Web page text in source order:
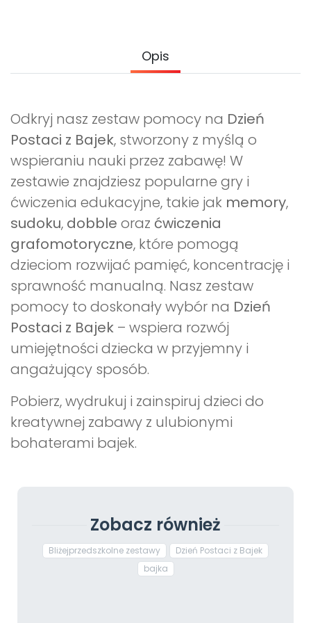
Opis
Odkryj nasz zestaw pomocy na Dzień
Postaci z Bajek, stworzony z myślą o
wspieraniu nauki przez zabawę! W
zestawie znajdziesz popularne gry i
ćwiczenia edukacyjne, takie jak memory,
sudoku, dobble oraz ćwiczenia
grafomotoryczne, które pomogą
dzieciom rozwijać pamięć, koncentrację i
sprawność manualną. Nasz zestaw
pomocy to doskonały wybór na Dzień
Postaci z Bajek – wspiera rozwój
umiejętności dziecka w przyjemny i
angażujący sposób.
Pobierz, wydrukuj i zainspiruj dzieci do
kreatywnej zabawy z ulubionymi
bohaterami bajek.
Zobacz również
Bliżejprzedszkolne zestawy
Dzień Postaci z Bajek
bajka